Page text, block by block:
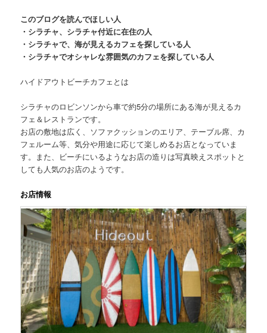
このブログを読んでほしい人
・シラチャ、シラチャ付近に在住の人
・シラチャで、海が見えるカフェを探している人
・シラチャでオシャレな雰囲気のカフェを探している人
ハイドアウトビーチカフェとは
シラチャのロビンソンから車で約5分の場所にある海が見えるカ
フェ＆レストランです。
お店の敷地は広く、ソファクッションのエリア、テーブル席、カ
フェルーム等、気分や用途に応じて楽しめるお店となっていま
す。また、ビーチにいるようなお店の造りは写真映えスポットと
しても人気のお店のようです。
お店情報